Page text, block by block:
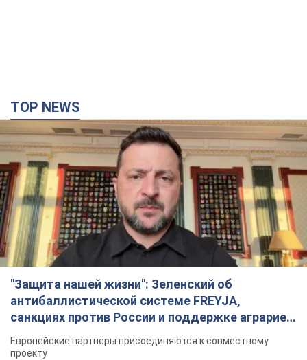
TOP NEWS
"Защита нашей жизни": Зеленский об
антибаллистической системе FREYJA,
санкциях против России и поддержке аграриев.
Видео
Европейские партнеры присоединяются к совместному
проекту